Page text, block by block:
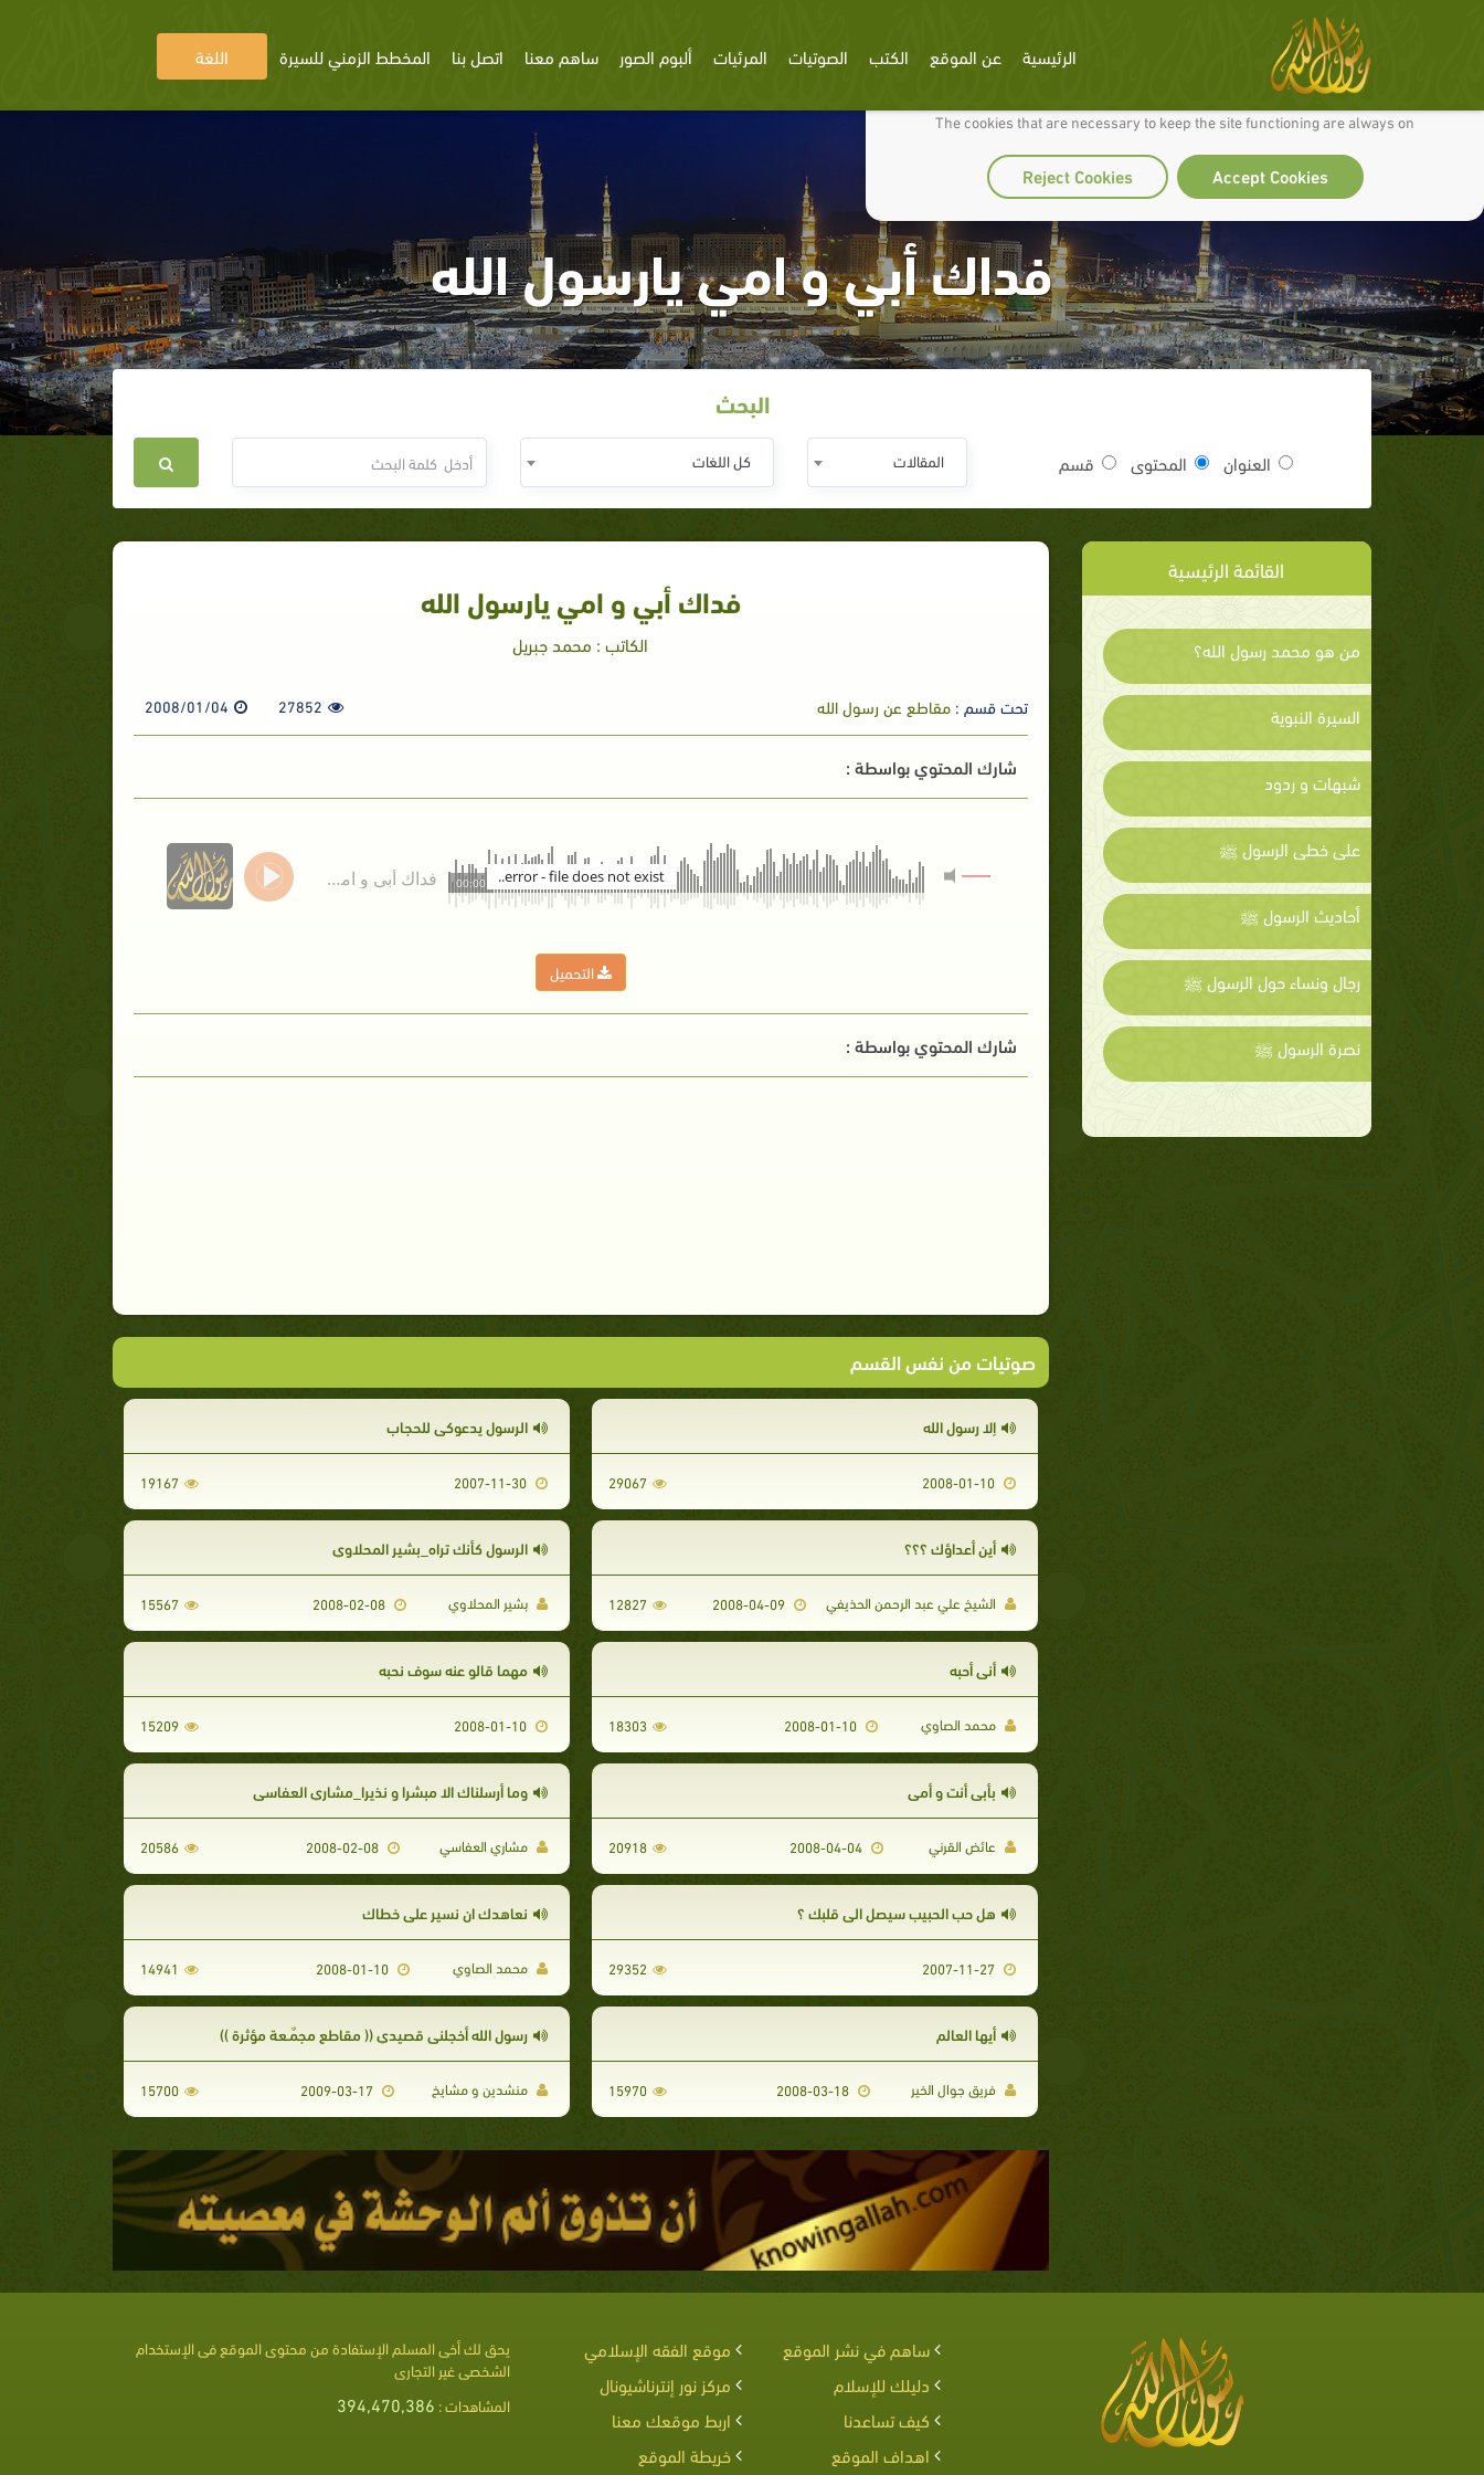
We use cookies to make our site work well for you and so we can continually improve it.
The cookies that are necessary to keep the site functioning are always on
Accept Cookies
Reject Cookies
الرئيسية عن الموقع الكتب الصوتيات المرئيات ألبوم الصور ساهم معنا اتصل بنا المخطط الزمني للسيرة اللغة
فداك أبي و امي يارسول الله
البحث
العنوان المحتوى قسم المقالات كل اللغات
القائمة الرئيسية
من هو محمد رسول الله؟
السيرة النبوية
شبهات و ردود
على خطى الرسول ﷺ
أحاديث الرسول ﷺ
رجال ونساء حول الرسول ﷺ
نصرة الرسول ﷺ
فداك أبي و امي يارسول الله
الكاتب : محمد جبريل
تحت قسم :مقاطع عن رسول الله 27852
2008/01/04
شارك المحتوي بواسطة :
فداك أبي و امي يارسول الله 00:00 error - file does not exist..
التحميل
شارك المحتوي بواسطة :
صوتيات من نفس القسم
إلا رسول الله
2008-01-10
29067
الرسول يدعوكي للحجاب
2007-11-30
19167
أين أعداؤك ؟؟؟
الشيخ علي عبد الرحمن الحذيفي 12827
الرسول كأنك تراه_بشير المحلاوي
بشير المحلاوي 15567
أني أحبه
محمد الصاوي 2008-01-10
18303
مهما قالو عنه سوف نحبه
2008-01-10
15209
بأبي أنت و أمي
عائض القرني 20918
وما أرسلناك الا مبشرا و نذيرا_مشاري العفاسي
مشاري العفاسي 20586
هل حب الحبيب سيصل الي قلبك ؟
29352
نعاهدك ان نسير علي خطاك
محمد الصاوي 14941
أيها العالم
فريق جوال الخير 15970
رسول الله أخجلني قصيدي (( مقاطع مجمٌـعة مؤثرة ))
منشدين و مشايخ 15700
ساهم في نشر الموقع
موقع الفقه الإسلامي
دليلك للإسلام
مركز نور إنترناشيونال
كيف تساعدنا
اربط موقعك معنا
اهداف الموقع
خريطة الموقع
يحق لك أخى المسلم الإستفادة من محتوى الموقع فى الإستخدام
الشخصى غير التجارى
المشاهدات : 394,470,386